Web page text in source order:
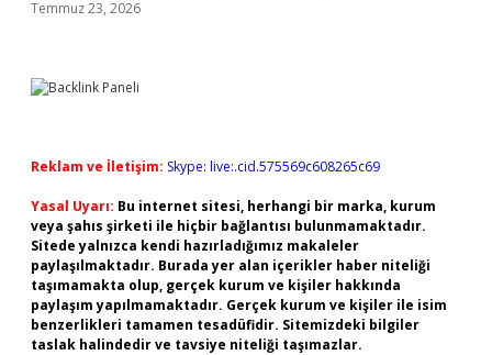
Temmuz 23, 2026
Reklam ve İletişim: Skype: live:.cid.575569c608265c69
Yasal Uyarı: Bu internet sitesi, herhangi bir marka, kurum
veya şahıs şirketi ile hiçbir bağlantısı bulunmamaktadır.
Sitede yalnızca kendi hazırladığımız makaleler
paylaşılmaktadır. Burada yer alan içerikler haber niteliği
taşımamakta olup, gerçek kurum ve kişiler hakkında
paylaşım yapılmamaktadır. Gerçek kurum ve kişiler ile isim
benzerlikleri tamamen tesadüfidir. Sitemizdeki bilgiler
taslak halindedir ve tavsiye niteliği taşımazlar.